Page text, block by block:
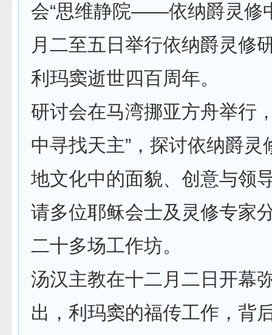
会“思维静院——依纳爵灵修
月二至五日举行依纳爵灵修
利玛窦逝世四百周年。
研讨会在马湾挪亚方舟举行
中寻找天主”，探讨依纳爵灵
地文化中的面貌、创意与领
请多位耶稣会士及灵修专家
二十多场工作坊。
汤汉主教在十二月二日开幕
出，利玛窦的福传工作，背